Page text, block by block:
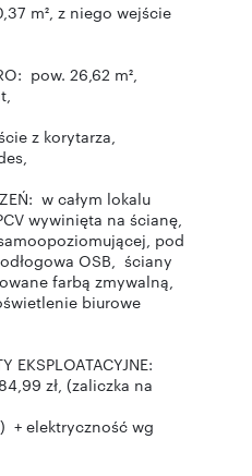
m², z niego wejście
pow. 26,62 m²,
z korytarza,
w całym lokalu
wywinięta na ścianę,
pod
OSB, ściany
farbą zmywalną,
biurowe
EKSPLOATACYJNE:
zł, (zaliczka na
+ elektryczność wg